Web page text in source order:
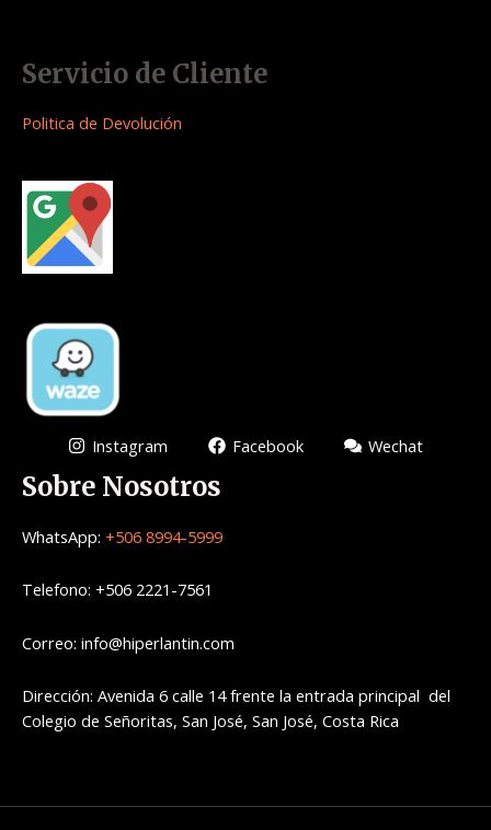
Servicio de Cliente
Politica de Devolución
Instagram Facebook Wechat
Sobre Nosotros
WhatsApp: +506 8994-5999
Telefono: +506 2221-7561
Correo: info@hiperlantin.com
Dirección: Avenida 6 calle 14 frente la entrada principal del
Colegio de Señoritas, San José, San José, Costa Rica